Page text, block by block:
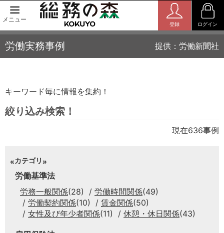
メニュー
登録 ログイン
労働実務事例 提供：労働新聞社
キーワード毎に情報を集約！
絞り込み検索！
現在636事例
カテゴリ
労働基準法
労務一般関係(28) 労働時間関係(49)
労働契約関係(10) 賃金関係(50)
女性及び年少者関係(11) 休憩・休日関係(43)